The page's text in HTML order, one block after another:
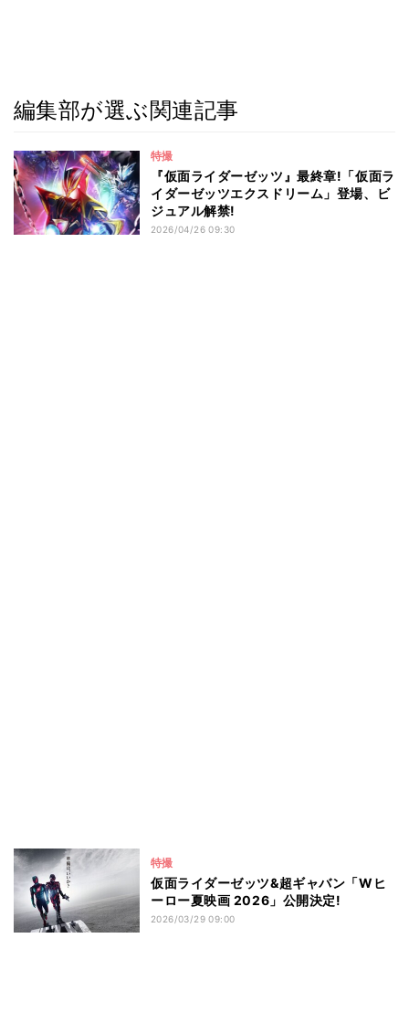
編集部が選ぶ関連記事
特撮
『仮面ライダーゼッツ』最終章!「仮面ラ
イダーゼッツエクスドリーム」登場、ビ
ジュアル解禁!
2026/04/26 09:30
特撮
仮面ライダーゼッツ&超ギャバン「Wヒ
ーロー夏映画 2026」公開決定!
2026/03/29 09:00